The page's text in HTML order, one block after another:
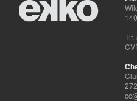
Tlf.